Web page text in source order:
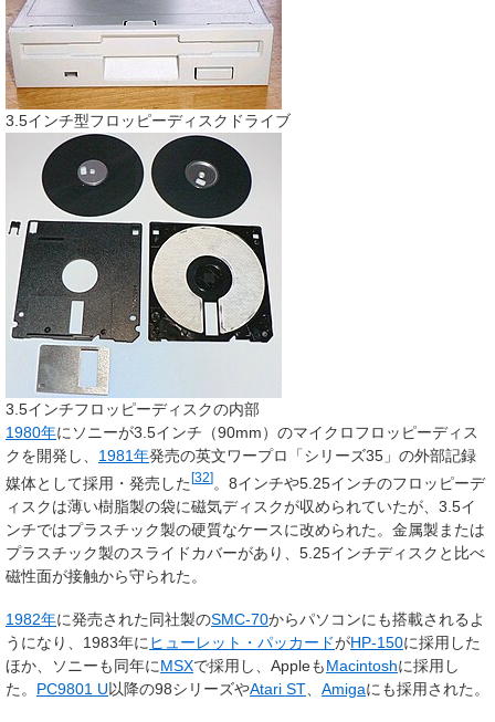
3.5インチ型フロッピーディスクドライブ
3.5インチフロッピーディスクの内部
1980年にソニーが3.5インチ（90mm）のマイクロフロッピーディス
クを開発し、 1981年発売の英文ワープロ「シリーズ35」の外部記録
媒体として採用・発売した[32]。8インチや5.25インチのフロッピーデ
ィスクは薄い樹脂製の袋に磁気ディスクが収められていたが、3.5イ
ンチではプラスチック製の硬質なケースに改められた。金属製または
プラスチック製のスライドカバーがあり、5.25インチディスクと比べ
磁性面が接触から守られた。
1982年に発売された同社製のSMC-70からパソコンにも搭載されるよ
うになり、1983年にヒューレット・パッカードがHP-150に採用した
ほか、ソニーも同年にMSXで採用し、AppleもMacintoshに採用し
た。 PC9801 U以降の98シリーズやAtari ST、 Amigaにも採用された。